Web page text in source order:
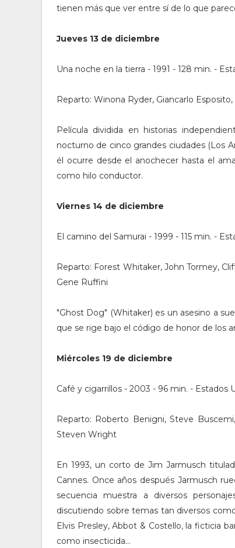
tienen más que ver entre sí de lo que
Jueves 13 de diciembre
Una noche en la tierra - 1991 - 128 min. -
Reparto: Winona Ryder, Giancarlo
Película dividida en historias
nocturno de cinco grandes ciudades (Los
él ocurre desde el anochecer hasta el
como hilo conductor.
Viernes 14 de diciembre
El camino del Samurai - 1999 - 115 min. -
Reparto: Forest Whitaker, John Tormey,
Gene Ruffini
"Ghost Dog" (Whitaker) es un asesino a
que se rige bajo el código de honor de los
Miércoles 19 de diciembre
Café y cigarrillos - 2003 - 96 min. - Estados
Reparto: Roberto Benigni, Steve
Steven Wright
En 1993, un corto de Jim Jarmusch
Cannes. Once años después Jarmusch
secuencia muestra a diversos
discutiendo sobre temas tan diversos
Elvis Presley, Abbot & Costello, la ficticia
como insecticida...